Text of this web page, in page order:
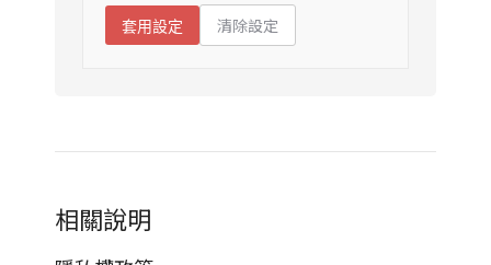
套用設定 清除設定
相關說明